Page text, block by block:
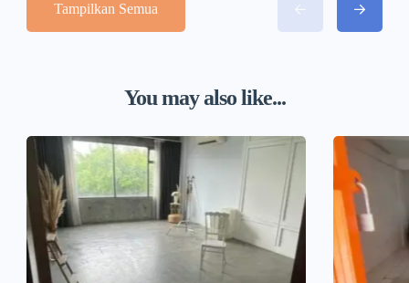
Tampilkan Semua
You may also like...